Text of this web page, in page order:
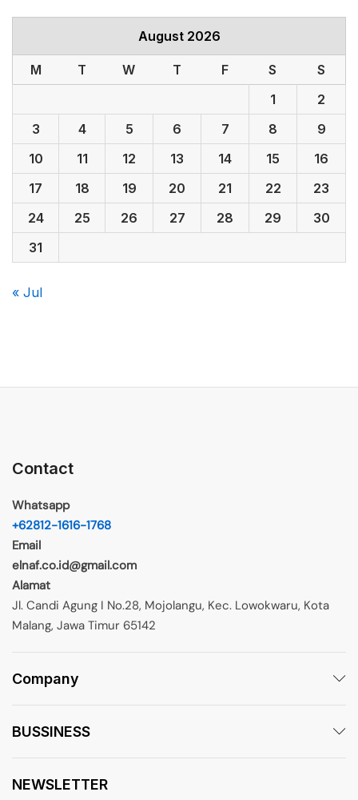
August 2026
M T W T F S
S
1
2
3
4 5 6 7 8
9
10
11 12 13 14 15
16
17
18 19 20 21 22
23
24
25 26 27 28 29
30
31
« Jul
Contact
Whatsapp
+62812-1616-1768
Email
elnaf.co.id@gmail.com
Alamat
Jl. Candi Agung I No.28, Mojolangu, Kec. Lowokwaru, Kota
Malang, Jawa Timur 65142
Company
BUSSINESS
NEWSLETTER